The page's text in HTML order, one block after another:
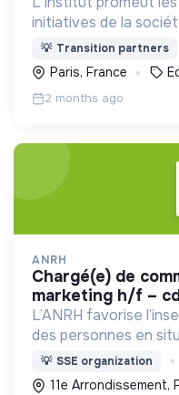
initiatives de la
transition
💡 Transition partners
Paris, France
2 months ago
ANRH
chargé(e) de communication externe et
marketing h/f –
L’ANRH favorise
des personnes en
réalisant des
entreprises du milieu
💡 SSE organization
11e Arrondissement,